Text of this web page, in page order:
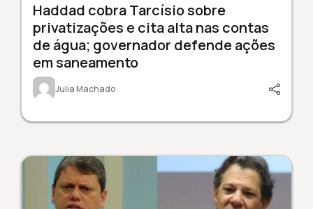
Haddad cobra Tarcísio sobre
privatizações e cita alta nas contas
de água; governador defende ações
em saneamento
Julia Machado